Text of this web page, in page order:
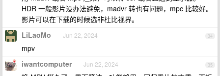
HDR 一般影片没办法避免，madvr 转也有问题，mpc 比较好。
影片可以在下载的时候选非杜比视界。
34
LiLaoMo Jun 22, 2024
mpv
35
iwantcomputer Jun 22, 2024